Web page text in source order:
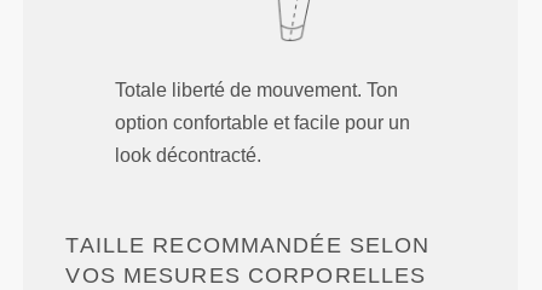
Totale liberté de mouvement. Ton
option confortable et facile pour un
look décontracté.
TAILLE RECOMMANDÉE SELON
VOS MESURES CORPORELLES